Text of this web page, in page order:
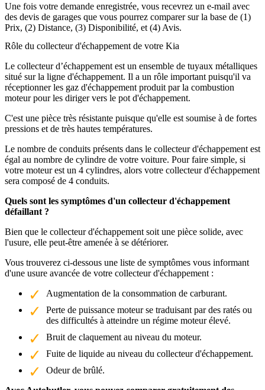
Une fois votre demande enregistrée, vous recevrez un e-mail avec
des devis de garages que vous pourrez comparer sur la base de (1)
Prix, (2) Distance, (3) Disponibilité, et (4) Avis.
Rôle du collecteur d'échappement de votre Kia
Le collecteur d’échappement est un ensemble de tuyaux métalliques
situé sur la ligne d'échappement. Il a un rôle important puisqu'il va
réceptionner les gaz d'échappement produit par la combustion
moteur pour les diriger vers le pot d'échappement.
C'est une pièce très résistante puisque qu'elle est soumise à de fortes
pressions et de très hautes températures.
Le nombre de conduits présents dans le collecteur d'échappement est
égal au nombre de cylindre de votre voiture. Pour faire simple, si
votre moteur est un 4 cylindres, alors votre collecteur d'échappement
sera composé de 4 conduits.
Quels sont les symptômes d'un collecteur d'échappement
défaillant ?
Bien que le collecteur d'échappement soit une pièce solide, avec
l'usure, elle peut-être amenée à se détériorer.
Vous trouverez ci-dessous une liste de symptômes vous informant
d'une usure avancée de votre collecteur d'échappement :
Augmentation de la consommation de carburant.
Perte de puissance moteur se traduisant par des ratés ou
des difficultés à atteindre un régime moteur élevé.
Bruit de claquement au niveau du moteur.
Fuite de liquide au niveau du collecteur d'échappement.
Odeur de brûlé.